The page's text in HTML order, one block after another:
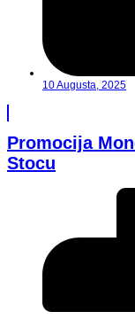
10 Augusta, 2025
Promocija
Stocu